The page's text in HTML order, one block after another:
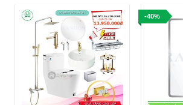
là:
550,000₫.
tại
là:
380,000₫.
-40%